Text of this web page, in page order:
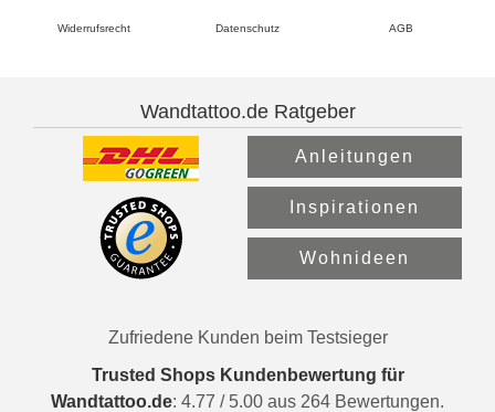
Widerrufsrecht Datenschutz AGB
Wandtattoo.de Ratgeber
Anleitungen
Inspirationen
Wohnideen
Zufriedene Kunden beim Testsieger
Trusted Shops Kundenbewertung für
Wandtattoo.de: 4.77 / 5.00 aus 264 Bewertungen.